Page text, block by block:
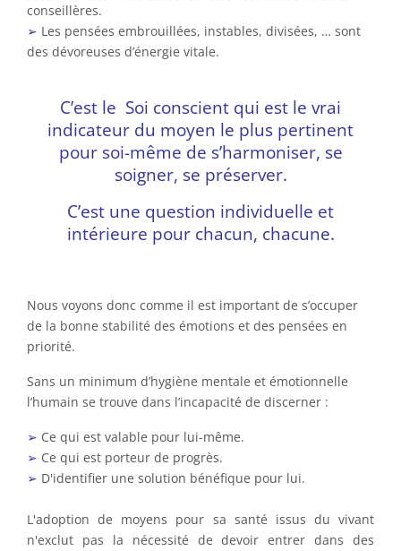
conseillères.
➢ Les pensées embrouillées, instables, divisées, … sont
des dévoreuses d’énergie vitale.
C’est le Soi conscient qui est le vrai
indicateur du moyen le plus pertinent
pour soi-même de s’harmoniser, se
soigner, se préserver.
C’est une question individuelle et
intérieure pour chacun, chacune.
Nous voyons donc comme il est important de s’occuper
de la bonne stabilité des émotions et des pensées en
priorité.
Sans un minimum d’hygiène mentale et émotionnelle
l’humain se trouve dans l’incapacité de discerner :
➢ Ce qui est valable pour lui-même.
➢ Ce qui est porteur de progrès.
➢ D'identifier une solution bénéfique pour lui.
L'adoption de moyens pour sa santé issus du vivant
n'exclut pas la nécessité de devoir entrer dans des